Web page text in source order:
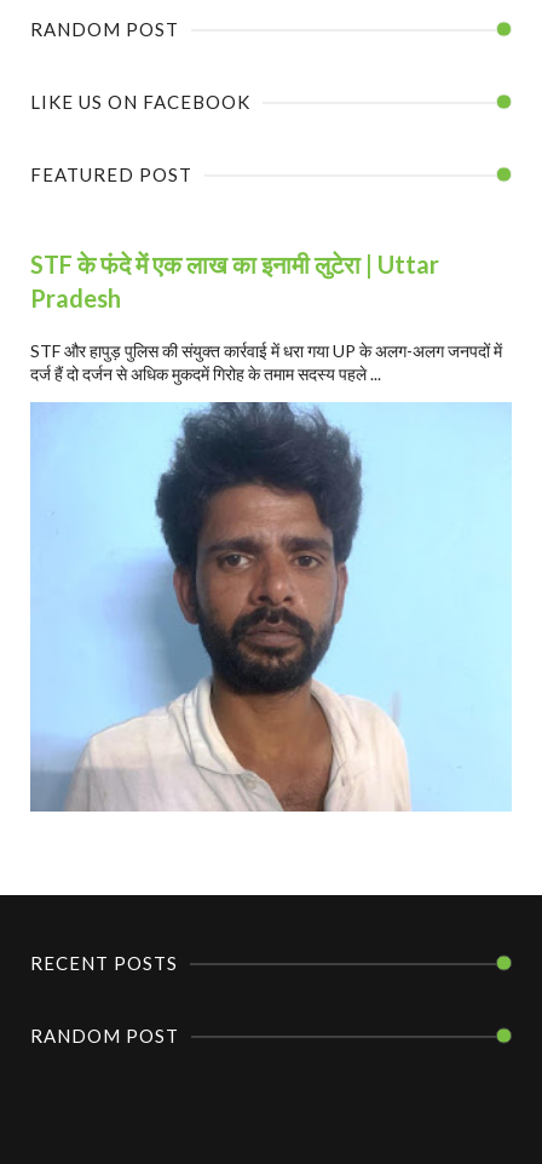
RANDOM POST
LIKE US ON FACEBOOK
FEATURED POST
STF के फंदे में एक लाख का इनामी लुटेरा | Uttar
Pradesh
STF और हापुड़ पुलिस की संयुक्त कार्रवाई में धरा गया UP के अलग-अलग जनपदों में
दर्ज हैं दो दर्जन से अधिक मुकदमें गिरोह के तमाम सदस्य पहले ...
RECENT POSTS
RANDOM POST